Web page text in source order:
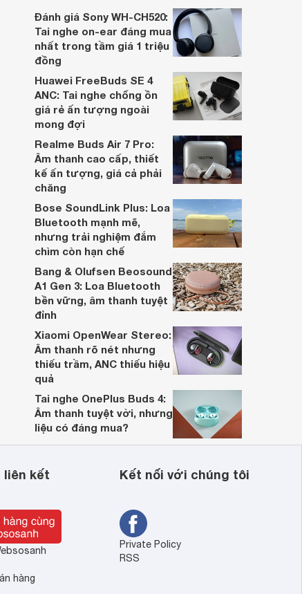
dựa trên nhu cầu và sở thích cá nhân. Cả
hai đều là sản phẩm chất lượng cao,
nhưng hướng tới đối tượng khách hàng
khác nhau.
Đánh giá Sony WH-CH520:
Tai nghe on-ear đáng mua
nhất trong tầm giá 1 triệu
đồng
Huawei FreeBuds SE 4
ANC: Tai nghe chống ồn
giá rẻ ấn tượng ngoài
mong đợi
Realme Buds Air 7 Pro:
Âm thanh cao cấp, thiết
kế ấn tượng, giá cả phải
chăng
Bose SoundLink Plus: Loa
Bluetooth mạnh mẽ,
nhưng trải nghiệm đắm
chìm còn hạn chế
Bang & Olufsen Beosound
A1 Gen 3: Loa Bluetooth
bền vững, âm thanh tuyệt
đỉnh
Xiaomi OpenWear Stereo:
Âm thanh rõ nét nhưng
thiếu trầm, ANC thiếu hiệu
quả
Tai nghe OnePlus Buds 4:
Âm thanh tuyệt vời, nhưng
liệu có đáng mua?
liên kết
hàng
Kết nối với chúng tôi
Private Policy
RSS